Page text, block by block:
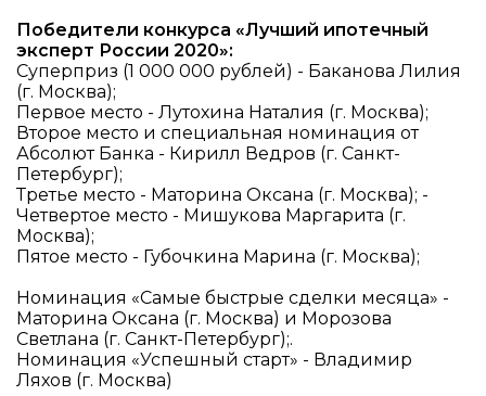
Победители конкурса «Лучший ипотечный
эксперт России 2020»:
Суперприз (1 000 000 рублей) - Баканова Лилия
(г. Москва);
Первое место - Лутохина Наталия (г. Москва);
Второе место и специальная номинация от
Абсолют Банка - Кирилл Ведров (г. Санкт-
Петербург);
Третье место - Маторина Оксана (г. Москва); -
Четвертое место - Мишукова Маргарита (г.
Москва);
Пятое место - Губочкина Марина (г. Москва);
Номинация «Самые быстрые сделки месяца» -
Маторина Оксана (г. Москва) и Морозова
Светлана (г. Санкт-Петербург);.
Номинация «Успешный старт» - Владимир
Ляхов (г. Москва)